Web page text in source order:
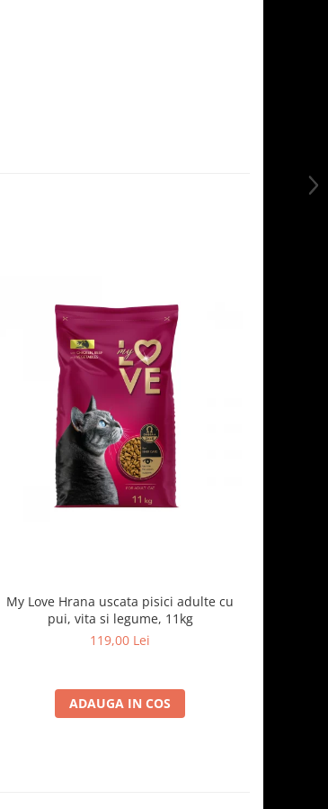
My Love Hrana uscata pisici adulte cu
pui, vita si legume, 11kg
119,00 Lei
ADAUGA IN COS